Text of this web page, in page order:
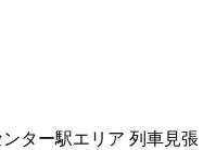
ター駅エリア 列車見張